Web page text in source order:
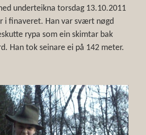
underteikna torsdag 13.10.2011
i finaveret. Han var svært nøgd
rypa som ein skimtar bak
Han tok seinare ei på 142 meter.